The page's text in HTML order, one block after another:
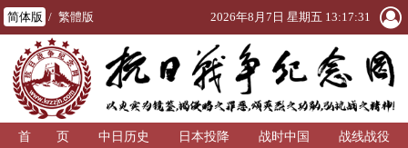
简体版 / 繁體版 2026年8月7日 星期五 13:17:31
首 页 中日历史 日本投降 战时中国
战线战役